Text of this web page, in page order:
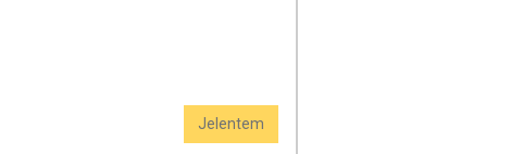
Jelentem